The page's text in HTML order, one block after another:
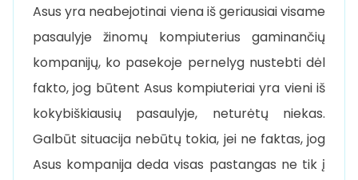
Asus yra neabejotinai viena iš geriausiai visame
pasaulyje žinomų kompiuterius gaminančių
kompanijų, ko pasekoje pernelyg nustebti dėl
fakto, jog būtent Asus kompiuteriai yra vieni iš
kokybiškiausių pasaulyje, neturėtų niekas.
Galbūt situacija nebūtų tokia, jei ne faktas, jog
Asus kompanija deda visas pastangas ne tik į